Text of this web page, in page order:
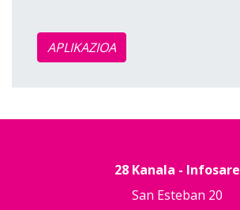
APLIKAZIOA
28 Kanala - Infosare
San Esteban 20